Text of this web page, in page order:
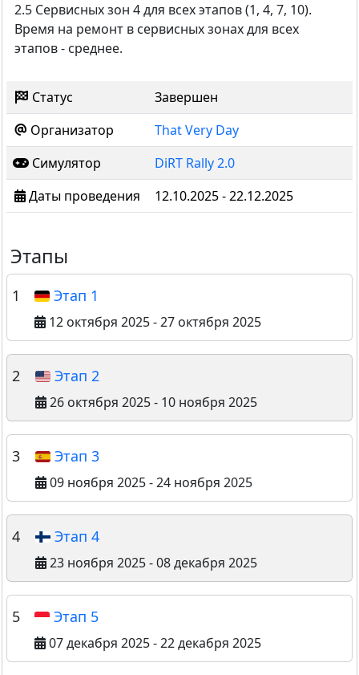
2.5 Сервисных зон 4 для всех этапов (1, 4, 7, 10).
Время на ремонт в сервисных зонах для всех
этапов - среднее.
Статус
Завершен
Организатор
That Very Day
Симулятор
DiRT Rally 2.0
Даты проведения
12.10.2025 - 22.12.2025
Этапы
1 Этап 1
12 октября 2025 - 27 октября 2025
2 Этап 2
26 октября 2025 - 10 ноября 2025
3 Этап 3
09 ноября 2025 - 24 ноября 2025
4 Этап 4
23 ноября 2025 - 08 декабря 2025
5 Этап 5
07 декабря 2025 - 22 декабря 2025